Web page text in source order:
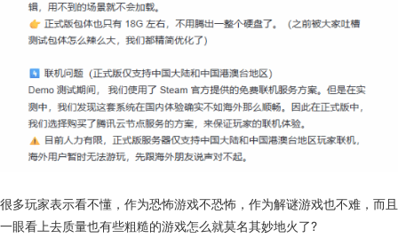
很多玩家表示看不懂，作为恐怖游戏不恐怖，作为解谜游戏也不难，而且
一眼看上去质量也有些粗糙的游戏怎么就莫名其妙地火了?